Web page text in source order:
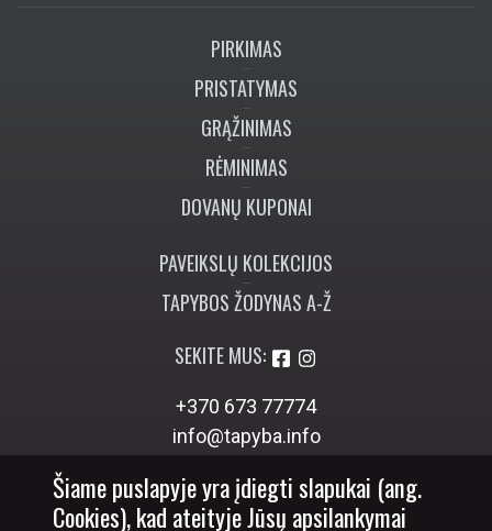
PIRKIMAS
PRISTATYMAS
GRĄŽINIMAS
RĖMINIMAS
DOVANŲ KUPONAI
PAVEIKSLŲ KOLEKCIJOS
TAPYBOS ŽODYNAS A-Ž
SEKITE MUS:
+370 673 77774
info@tapyba.info
Šiame puslapyje yra įdiegti slapukai (ang.
Cookies), kad ateityje Jūsų apsilankymai